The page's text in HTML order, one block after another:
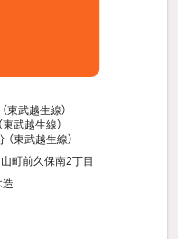
東武越生線）
東武越生線）
（東武越生線）
町前久保南2丁目
造